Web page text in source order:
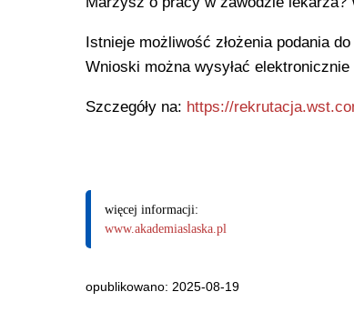
Istnieje możliwość złożenia podania
Wnioski można wysyłać elektronicznie
Szczegóły na: https://
więcej informacji:
www.akademiaslaska.pl
opublikowano: 2025-08-19